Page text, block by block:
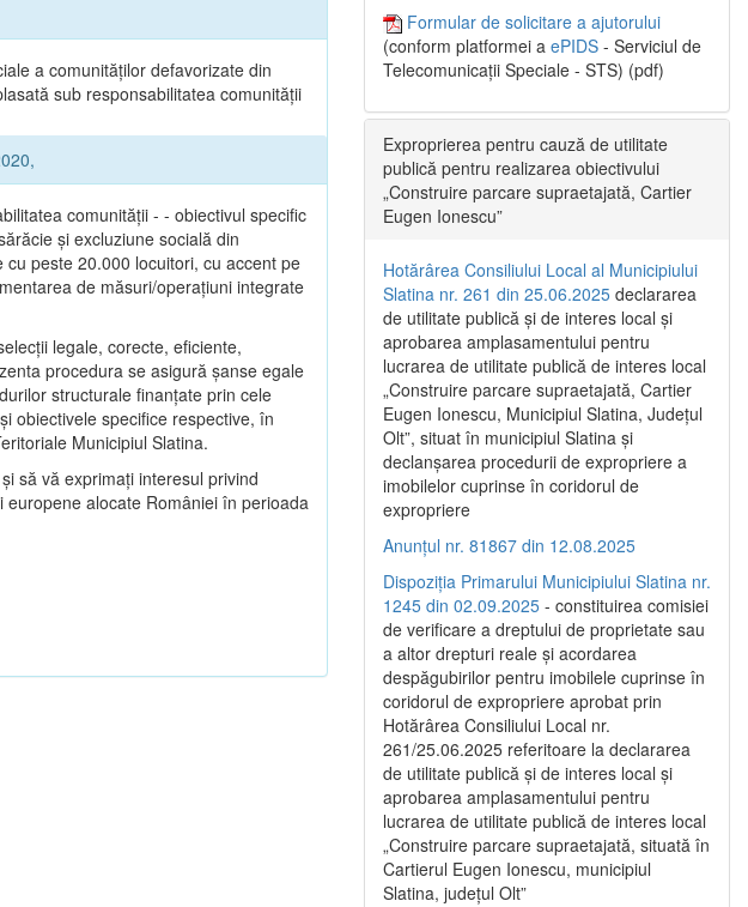
a comunităților defavorizate din
sub responsabilitatea comunității
comunității - - obiectivul specific
şi excluziune socială din
peste 20.000 locuitori, cu accent pe
de măsuri/operațiuni integrate
legale, corecte, eficiente,
procedura se asigură şanse egale
structurale finanţate prin cele
obiectivele specifice respective, în
Municipiul Slatina.
să vă exprimați interesul privind
alocate României în perioada
Formular de solicitare a ajutorului
(conform platformei a ePIDS - Serviciul de
Telecomunicații Speciale - STS) (pdf)
Exproprierea pentru cauză de utilitate
publică pentru realizarea obiectivului
„Construire parcare supraetajată, Cartier
Eugen Ionescu”
Hotărârea Consiliului Local al Municipiului
Slatina nr. 261 din 25.06.2025 declararea
de utilitate publică și de interes local și
aprobarea amplasamentului pentru
lucrarea de utilitate publică de interes local
„Construire parcare supraetajată, Cartier
Eugen Ionescu, Municipiul Slatina, Județul
Olt”, situat în municipiul Slatina și
declanșarea procedurii de expropriere a
imobilelor cuprinse în coridorul de
expropriere
Anunțul nr. 81867 din 12.08.2025
Dispoziția Primarului Municipiului Slatina nr.
1245 din 02.09.2025 - constituirea comisiei
de verificare a dreptului de proprietate sau
a altor drepturi reale și acordarea
despăgubirilor pentru imobilele cuprinse în
coridorul de expropriere aprobat prin
Hotărârea Consiliului Local nr.
261/25.06.2025 referitoare la declararea
de utilitate publică și de interes local și
aprobarea amplasamentului pentru
lucrarea de utilitate publică de interes local
„Construire parcare supraetajată, situată în
Cartierul Eugen Ionescu, municipiul
Slatina, județul Olt”